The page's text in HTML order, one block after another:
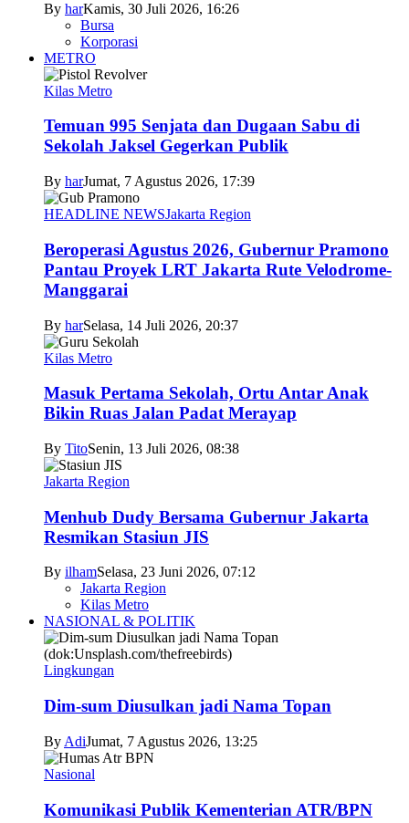
By harKamis, 30 Juli 2026, 16:26
Bursa
Korporasi
METRO
Kilas Metro
Temuan 995 Senjata dan Dugaan Sabu di
Sekolah Jaksel Gegerkan Publik
By harJumat, 7 Agustus 2026, 17:39
HEADLINE NEWSJakarta Region
Beroperasi Agustus 2026, Gubernur Pramono
Pantau Proyek LRT Jakarta Rute Velodrome-
Manggarai
By harSelasa, 14 Juli 2026, 20:37
Kilas Metro
Masuk Pertama Sekolah, Ortu Antar Anak
Bikin Ruas Jalan Padat Merayap
By TitoSenin, 13 Juli 2026, 08:38
Jakarta Region
Menhub Dudy Bersama Gubernur Jakarta
Resmikan Stasiun JIS
By ilhamSelasa, 23 Juni 2026, 07:12
Jakarta Region
Kilas Metro
NASIONAL & POLITIK
Lingkungan
Dim-sum Diusulkan jadi Nama Topan
By AdiJumat, 7 Agustus 2026, 13:25
Nasional
Komunikasi Publik Kementerian ATR/BPN